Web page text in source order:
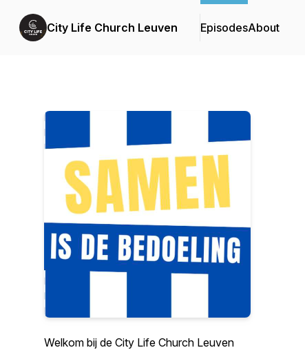
City Life Church Leuven EpisodesAbout
Welkom bij de City Life Church Leuven